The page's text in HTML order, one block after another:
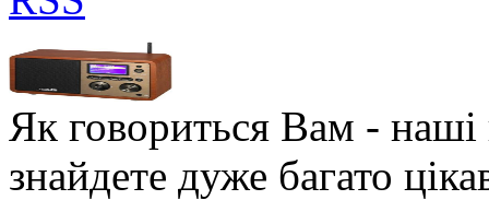
Як говориться Вам - наші
знайдете дуже багато